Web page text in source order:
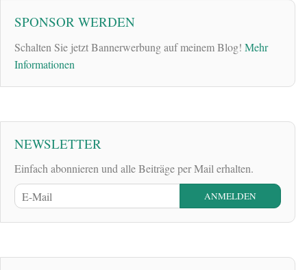
SPONSOR WERDEN
Schalten Sie jetzt Bannerwerbung auf meinem Blog! Mehr
Informationen
NEWSLETTER
Einfach abonnieren und alle Beiträge per Mail erhalten.